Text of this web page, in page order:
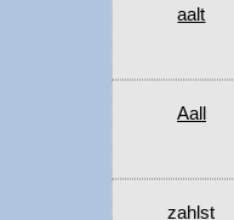
aalt
Aall
zahlst